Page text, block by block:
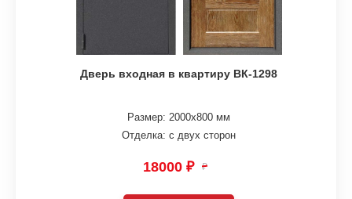
Дверь входная в квартиру ВК-1298
Размер: 2000х800 мм
Отделка: с двух сторон
18000 ₽ ₽